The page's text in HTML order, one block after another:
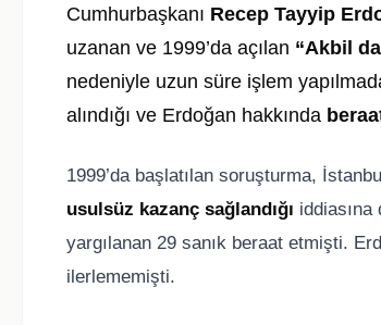
Cumhurbaşkanı Recep Tayyip
uzanan ve 1999’da açılan “Akbil
nedeniyle uzun süre işlem
alındığı ve Erdoğan hakkında
1999’da başlatılan soruşturma,
usulsüz kazanç sağlandığı iddiasına
yargılanan 29 sanık beraat etmişti.
ilerlememişti.